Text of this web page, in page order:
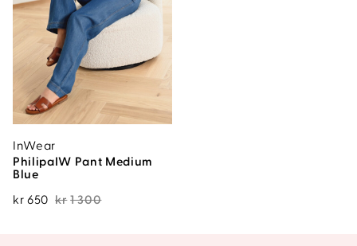
InWear
PhilipaIW Pant Medium
Blue
kr1 300
Opprinnelig
kr 650
Nåværende